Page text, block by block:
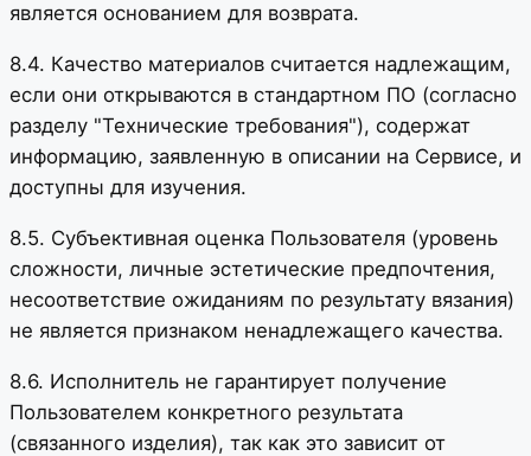
является основанием для возврата.
8.4. Качество материалов считается надлежащим,
если они открываются в стандартном ПО (согласно
разделу "Технические требования"), содержат
информацию, заявленную в описании на Сервисе, и
доступны для изучения.
8.5. Субъективная оценка Пользователя (уровень
сложности, личные эстетические предпочтения,
несоответствие ожиданиям по результату вязания)
не является признаком ненадлежащего качества.
8.6. Исполнитель не гарантирует получение
Пользователем конкретного результата
(связанного изделия), так как это зависит от